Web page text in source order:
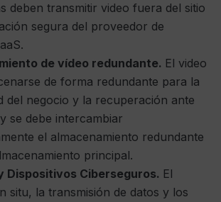
deben transmitir video fuera del sitio
segura del proveedor de
de vídeo redundante. El video
de forma redundante para la
del negocio y la recuperación ante
se debe intercambiar
el almacenamiento redundante
principal.
Dispositivos Ciberseguros. El
situ, la transmisión de datos y los